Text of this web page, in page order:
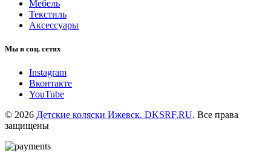
Мебель
Текстиль
Аксессуары
Мы в соц. сетях
Instagram
Вконтакте
YouTube
© 2026 Детские коляски Ижевск. DKSRF.RU. Все права
защищены